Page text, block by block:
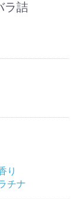
詰
り
チナ